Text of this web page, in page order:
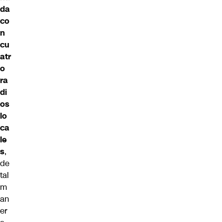
da
co
n
cu
atr
o
ra
di
os
lo
ca
le
s,
de
tal
m
an
er